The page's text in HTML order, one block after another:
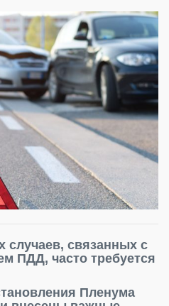
связанных с
ПДД, часто требуется
Пленума